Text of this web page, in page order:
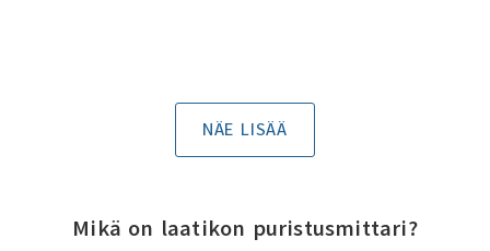
NÄE LISÄÄ
Mikä on laatikon puristusmittari?